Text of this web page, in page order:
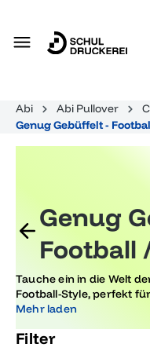
Abi Abi Pullover
Genug Gebüffelt -
Genug
Football
Tauche ein in die Welt
Football-Style, perfekt
Abiturfeier oder einfach
für einen
Mehr laden
Filter